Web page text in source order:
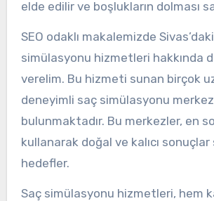
elde edilir ve boşlukların dolması
SEO odaklı makalemizde
simülasyonu hizmetleri hakkında
verelim. Bu hizmeti sunan birçok
deneyimli saç simülasyonu
bulunmaktadır. Bu merkezler, en
kullanarak doğal ve kalıcı sonuçlar
hedefler.
Saç simülasyonu hizmetleri, hem